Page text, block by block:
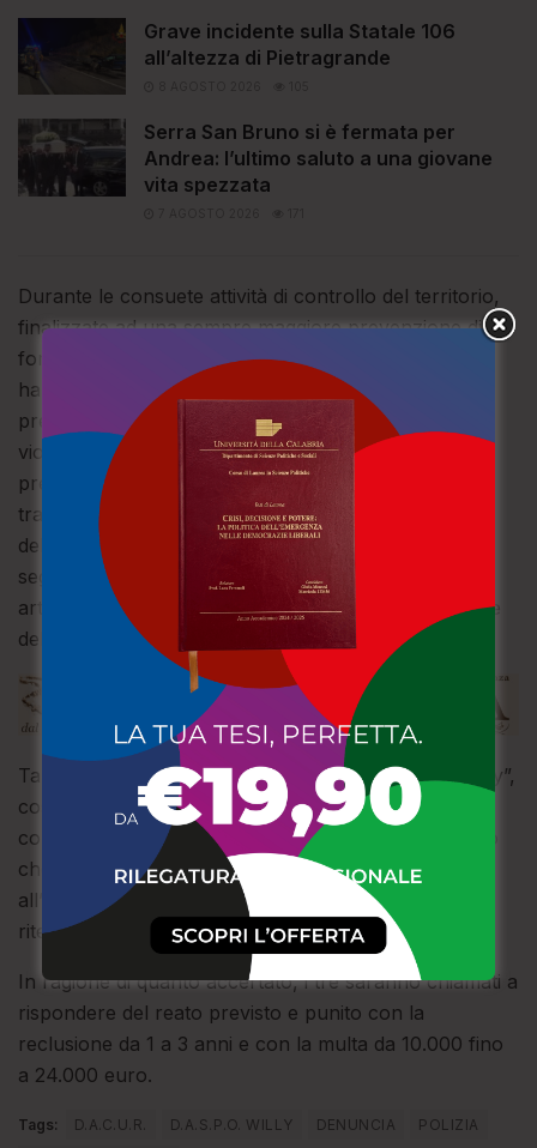
Grave incidente sulla Statale 106
all’altezza di Pietragrande
Serra San Bruno si è fermata per
Andrea: l’ultimo saluto a una giovane
vita spezzata
Durante le consuete attività di controllo del territorio,
finalizzate ad una sempre maggiore prevenzione di
forme di criminalità diffusa, gli agenti della Polizia
hanno constatao che i tre giovani si erano recati
presso un locale del centro di Serra San Bruno,
violando così il divieto di accesso e stazionamento
presso gli esercizi commerciali e locali di pubblico
trattenimento (c.d. D.A.C.U.R.) emesso dal Questore
della Provincia di Vibo Valentia, Rodolfo Ruperti, a
seguito di un brutale pestaggio di cui i tre erano stati
artefici, e che era avvenuto proprio presso un locale
della movida serrese.
Tale divieto, conosciuto anche come “D.A.S.P.O. Willy”,
costituisce un provvedimento restrittivo disposto nei
confronti di soggetti coinvolti in risse o aggressioni, o
che adottano comportamenti violenti nei pressi o
all’interno di locali pubblici, e che, pertanto, siano
ritenuti socialmente pericolosi.
In ragione di quanto accertato, i tre saranno chiamati a
rispondere del reato previsto e punito con la
reclusione da 1 a 3 anni e con la multa da 10.000 fino
a 24.000 euro.
Tags: D.A.C.U.R. D.A.S.P.O. WILLY DENUNCIA
POLIZIA